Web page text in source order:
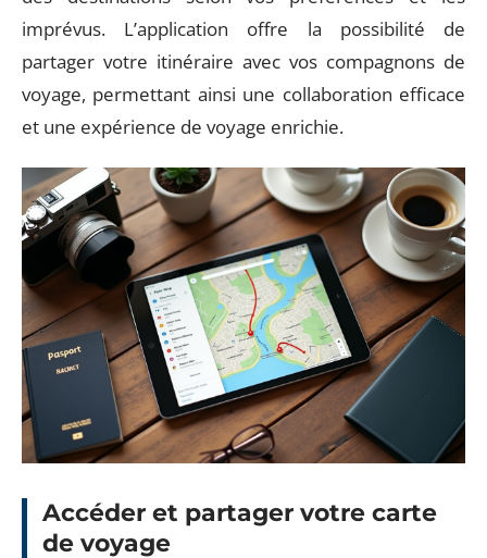
imprévus. L’application offre la possibilité de
partager votre itinéraire avec vos compagnons de
voyage, permettant ainsi une collaboration efficace
et une expérience de voyage enrichie.
Accéder et partager votre carte
de voyage